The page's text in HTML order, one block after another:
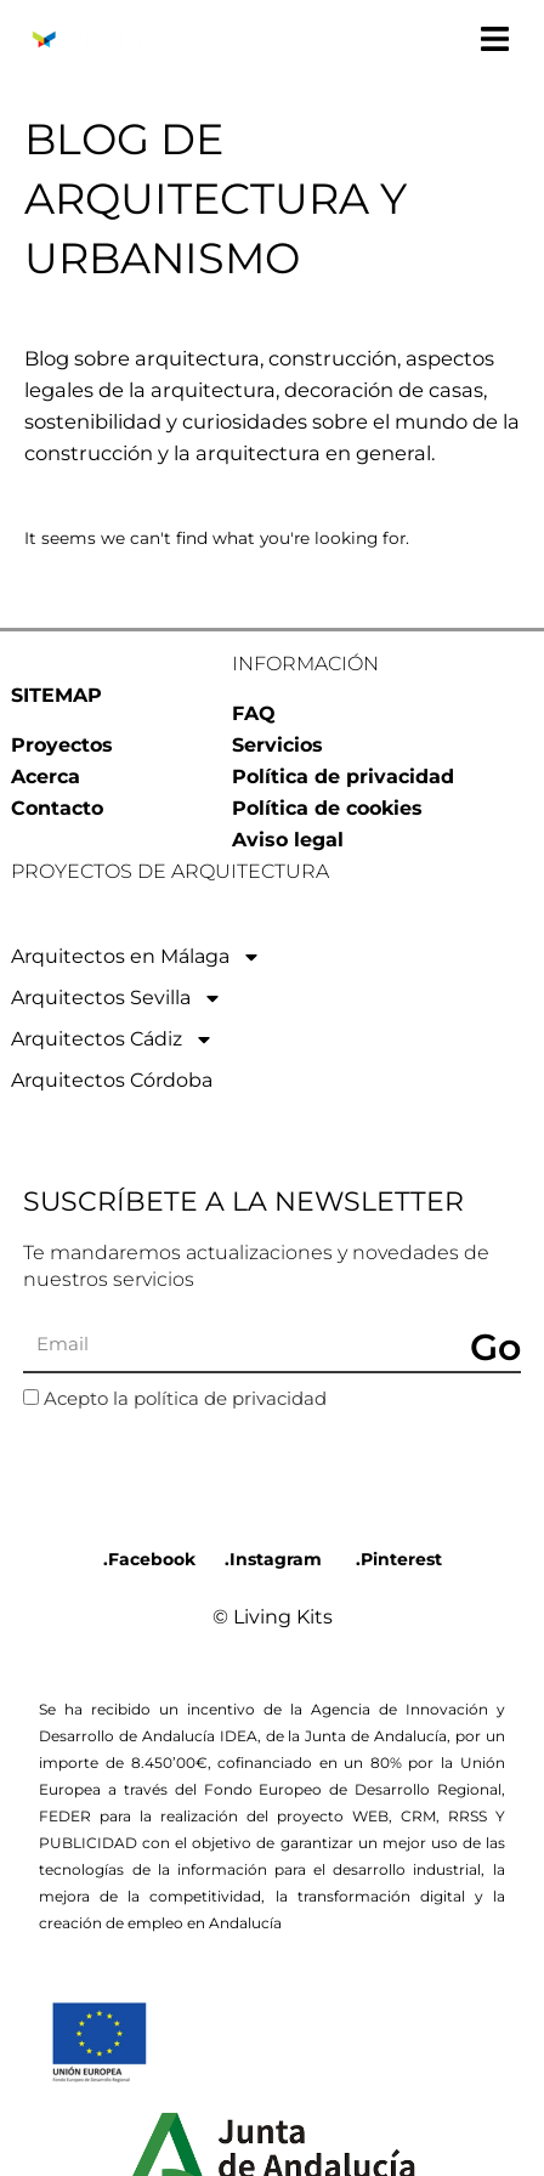
BLOG DE
ARQUITECTURA Y
URBANISMO
Blog sobre arquitectura, construcción, aspectos
legales de la arquitectura, decoración de casas,
sostenibilidad y curiosidades sobre el mundo de la
construcción y la arquitectura en general.
It seems we can't find what you're looking for.
SITEMAP
Proyectos
Acerca
Contacto
INFORMACIÓN
FAQ
Servicios
Política de privacidad
Política de cookies
Aviso legal
PROYECTOS DE ARQUITECTURA
Arquitectos en Málaga
Arquitectos Sevilla
Arquitectos Cádiz
Arquitectos Córdoba
SUSCRÍBETE A LA NEWSLETTER
Te mandaremos actualizaciones y novedades de
nuestros servicios
Acepto la política de privacidad
Go
© Living Kits
.Facebook .Instagram .Pinterest
Se ha recibido un incentivo de la Agencia de Innovación y
Desarrollo de Andalucía IDEA, de la Junta de Andalucía, por un
importe de 8.450’00€, cofinanciado en un 80% por la Unión
Europea a través del Fondo Europeo de Desarrollo Regional,
FEDER para la realización del proyecto WEB, CRM, RRSS Y
PUBLICIDAD con el objetivo de garantizar un mejor uso de las
tecnologías de la información para el desarrollo industrial, la
mejora de la competitividad, la transformación digital y la
creación de empleo en Andalucía